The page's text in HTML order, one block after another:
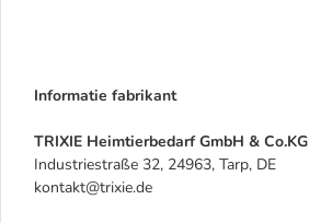
Informatie fabrikant
TRIXIE Heimtierbedarf GmbH & Co.KG
Industriestraße 32, 24963, Tarp, DE
kontakt@trixie.de